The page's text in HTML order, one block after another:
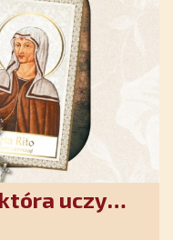
uczy
Bogu.